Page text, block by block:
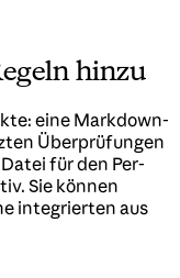
hinzu
eine Markdown-
Überprüfungen
für den Per-
Sie können
integrierten aus